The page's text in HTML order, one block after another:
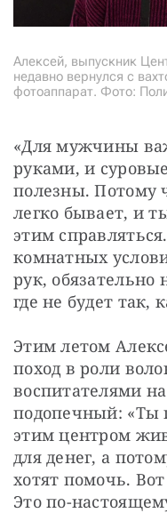
Алексей, выпускник
недавно вернулся с
фотоаппарат. Фото:
«Для мужчины
руками, и
полезны. Потому
легко бывает, и
этим
комнатных
рук, обязательно
где не будет так,
Этим летом
поход в роли
воспитателями
подопечный: «Ты
этим центром
для денег, а
хотят помочь.
Это по-